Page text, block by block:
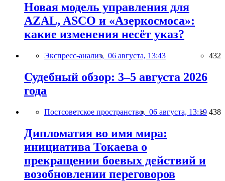
Новая модель управления для
AZAL, ASCO и «Азеркосмоса»:
какие изменения несёт указ?
Экспресс-анализ, 06 августа, 13:43 432
Судебный обзор: 3–5 августа 2026
года
Постсоветское пространство, 06 августа, 13:19 438
Дипломатия во имя мира:
инициатива Токаева о
прекращении боевых действий и
возобновлении переговоров